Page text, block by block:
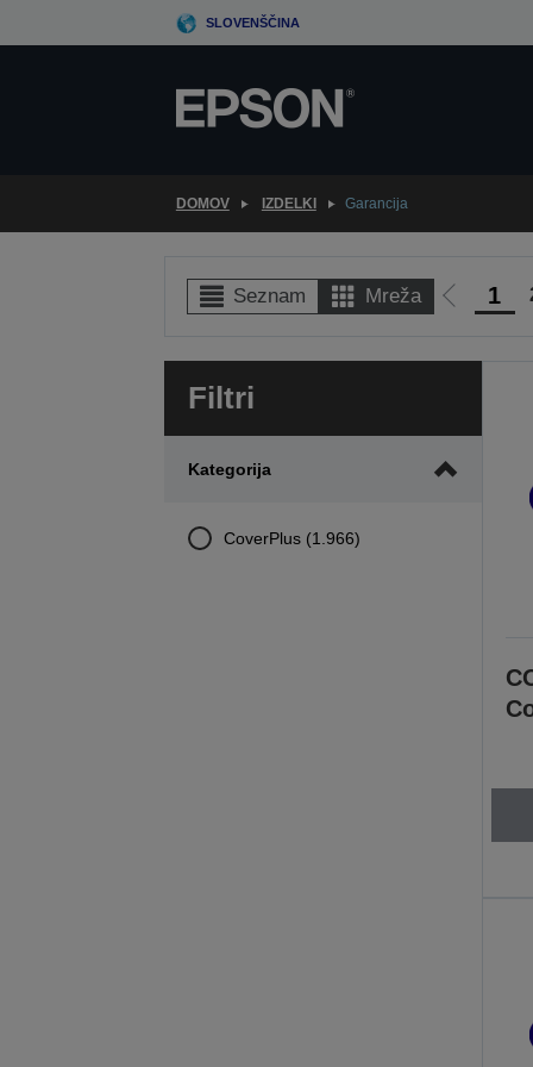
to
SLOVENŠČINA
DOMOV IZDELKI Garancija
Seznam Mreža
Pojdi
prejšnjo
1
Filtri
Kategorija
CoverPlus (1.966)